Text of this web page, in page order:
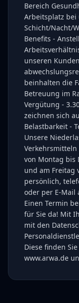
Bereich
Arbeitsplatz bei
Schicht/Nacht/
Benefits -
unseren
beinhalten die
Betreuung im
Vergütung -
zeichnen sich
Belastbarkeit -
Unsere
von Montag bis
und am Freitag
persönlich,
oder per E-Mail
Einen Termin
für Sie da! Mit
mit den
Diese finden
www.arwa.de